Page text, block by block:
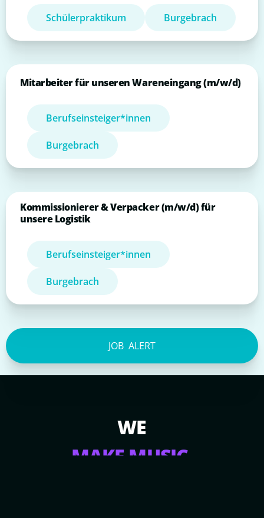
Schülerpraktikum Burgebrach
Mitarbeiter für unseren Wareneingang (m/w/d)
Berufseinsteiger*innen
Burgebrach
Kommissionierer & Verpacker (m/w/d) für
unsere Logistik
Berufseinsteiger*innen
Burgebrach
JOB ALERT
WE
SPREAD MUSIC.